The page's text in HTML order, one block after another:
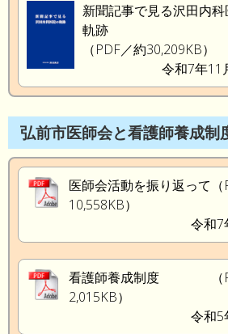
新聞記事で見る沢田内
軌跡
（PDF／約30,209KB）
令和7年11
弘前市医師会と看護師養成制
医師会活動を振り返って（
10,558KB）
令和7
看護師養成制度 （
2,015KB）
令和5